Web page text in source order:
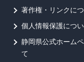
著作権・リンクに
個人情報保護につ
静岡県公式ホーム
て